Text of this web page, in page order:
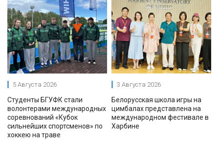
5 Августа 2026
Студенты БГУФК стали
волонтерами международных
соревнований «Кубок
сильнейших спортсменов» по
хоккею на траве
3 Августа 2026
Белорусская школа игры на
цимбалах представлена на
международном фестивале в
Харбине